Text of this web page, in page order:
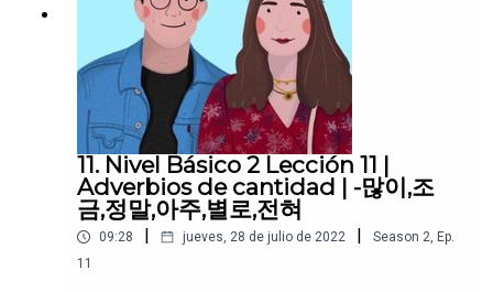
nuestras redes sociales!
https://www.instagram.com/coreandolahttps://w
ww.youtube.com/c/Coreando
https://www.facebook.com/Coreandola
11. Nivel Básico 2 Lección 11 |
Adverbios de cantidad | -많이,조
금,정말,아주,별로,전혀
09:28 | jueves, 28 de julio de 2022 | Season 2, Ep.
11